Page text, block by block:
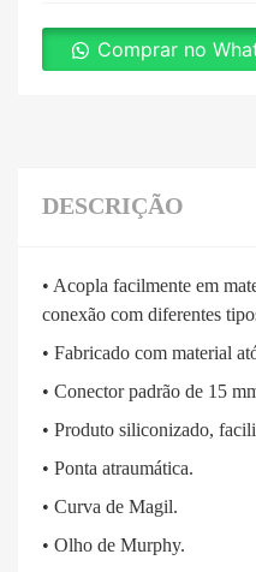
Comprar no
DESCRIÇÃO
• Acopla facilmente em
conexão com diferentes
• Fabricado com material
• Conector padrão de 15
• Produto siliconizado,
• Ponta atraumática.
• Curva de Magil.
• Olho de Murphy.